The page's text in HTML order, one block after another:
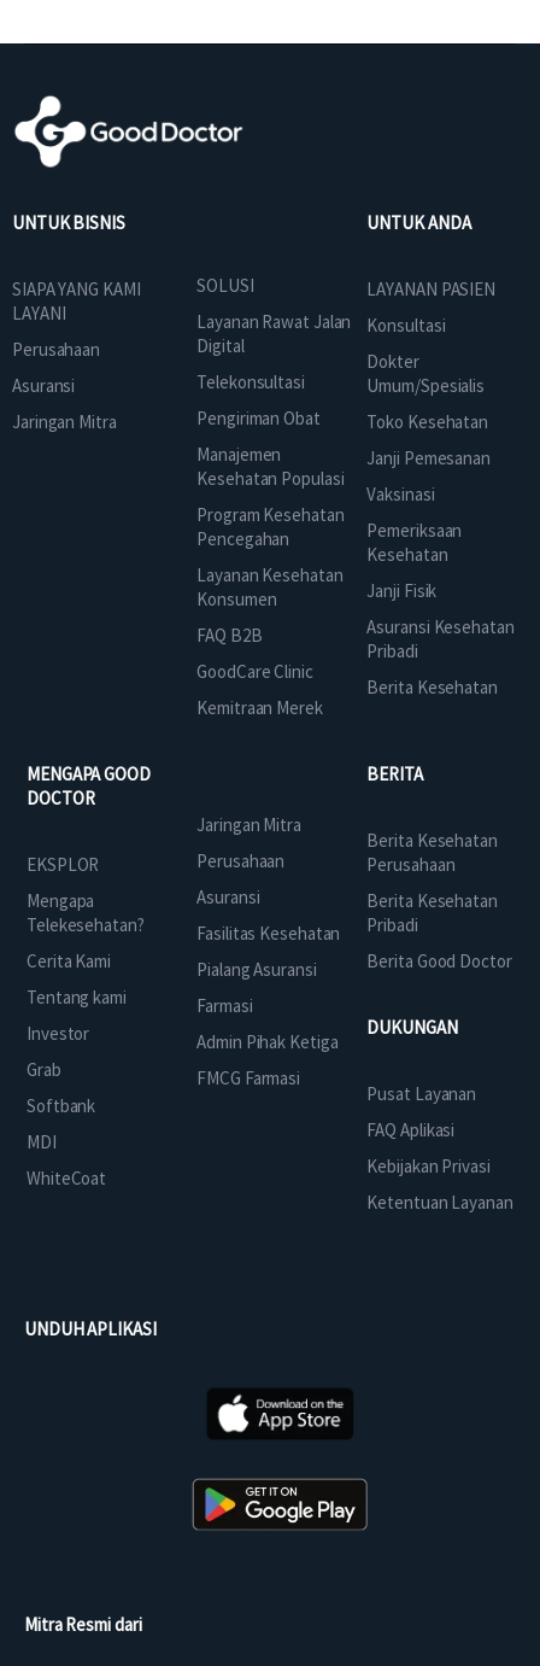
UNTUK BISNIS
SIAPA YANG KAMI
LAYANI
Perusahaan
Asuransi
Jaringan Mitra
SOLUSI
Layanan Rawat Jalan
Digital
Telekonsultasi
Pengiriman Obat
Manajemen
Kesehatan Populasi
Program Kesehatan
Pencegahan
Layanan Kesehatan
Konsumen
FAQ B2B
GoodCare Clinic
Kemitraan Merek
UNTUK ANDA
LAYANAN PASIEN
Konsultasi
Dokter
Umum/Spesialis
Toko Kesehatan
Janji Pemesanan
Vaksinasi
Pemeriksaan
Kesehatan
Janji Fisik
Asuransi Kesehatan
Pribadi
Berita Kesehatan
MENGAPA GOOD
DOCTOR
EKSPLOR
Mengapa
Telekesehatan?
Cerita Kami
Tentang kami
Investor
Grab
Softbank
MDI
WhiteCoat
Jaringan Mitra
Perusahaan
Asuransi
Fasilitas Kesehatan
Pialang Asuransi
Farmasi
Admin Pihak Ketiga
FMCG Farmasi
BERITA
Berita Kesehatan
Perusahaan
Berita Kesehatan
Pribadi
Berita Good Doctor
DUKUNGAN
Pusat Layanan
FAQ Aplikasi
Kebijakan Privasi
Ketentuan Layanan
UNDUH APLIKASI
Mitra Resmi dari